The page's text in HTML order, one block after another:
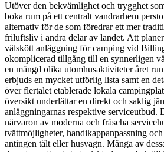
Utöver den bekvämlighet och trygghet
boka rum på ett centralt vandrarhem
alternativ för de som föredrar ett mer
friluftsliv i andra delar av landet. Att
välskött anläggning för camping vid
okomplicerad tillgång till en synnerligen
en mängd olika utomhusaktiviteter året
erbjuds en mycket utförlig lista samt en
över flertalet etablerade lokala
översikt underlättar en direkt och saklig
anläggningarnas respektive serviceutbud.
närvaron av moderna och fräscha
tvättmöjligheter, handikappanpassning
antingen tält eller husvagn. Många av